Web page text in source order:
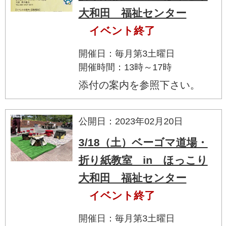
大和田 福祉センター
イベント終了
開催日：毎月第3土曜日
開催時間：13時～17時
添付の案内を参照下さい。
公開日：2023年02月20日
3/18（土）ベーゴマ道場・
折り紙教室 in ほっこり
大和田 福祉センター
イベント終了
開催日：毎月第3土曜日